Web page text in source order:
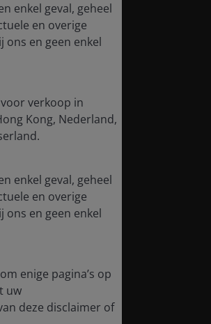
enkel geval, geheel
en overige
en geen enkel
verkoop in
Kong, Nederland,
enkel geval, geheel
en overige
en geen enkel
enige pagina’s op
uw
deze disclaimer of